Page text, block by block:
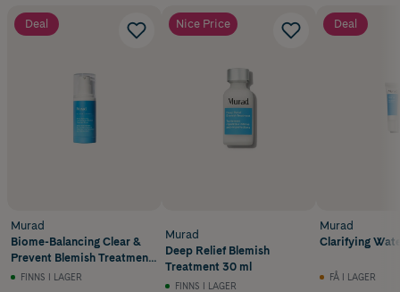
Deal
Murad
Biome-Balancing Clear &
Prevent Blemish Treatment
Serum 30 ml
FINNS I LAGER
Nice Price
Murad
Deep Relief Blemish
Treatment 30 ml
FINNS I LAGER
Deal
Murad
Clarifying
FÅ I LAGER